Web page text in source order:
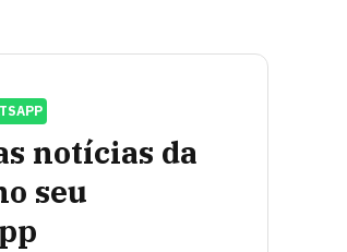
notícias da
seu